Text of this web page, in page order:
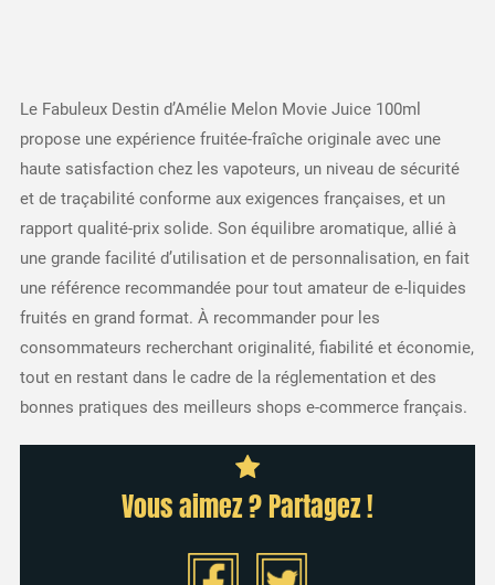
Le Fabuleux Destin d’Amélie Melon Movie Juice 100ml
propose une expérience fruitée-fraîche originale avec une
haute satisfaction chez les vapoteurs, un niveau de sécurité
et de traçabilité conforme aux exigences françaises, et un
rapport qualité-prix solide. Son équilibre aromatique, allié à
une grande facilité d’utilisation et de personnalisation, en fait
une référence recommandée pour tout amateur de e-liquides
fruités en grand format. À recommander pour les
consommateurs recherchant originalité, fiabilité et économie,
tout en restant dans le cadre de la réglementation et des
bonnes pratiques des meilleurs shops e-commerce français.
Vous aimez ? Partagez !